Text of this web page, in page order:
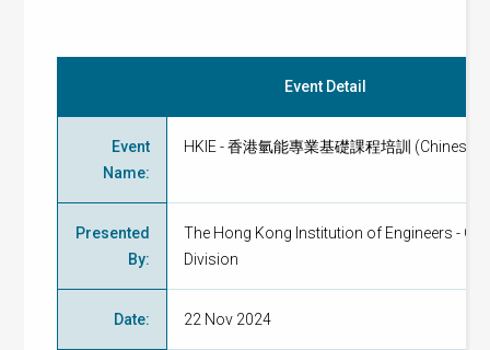
Event Detail
Event
Name:
HKIE - 香港氫能專業基礎課程培訓 (Chinese
Presented
By:
The Hong Kong Institution of Engineers -
Division
Date: 22 Nov 2024